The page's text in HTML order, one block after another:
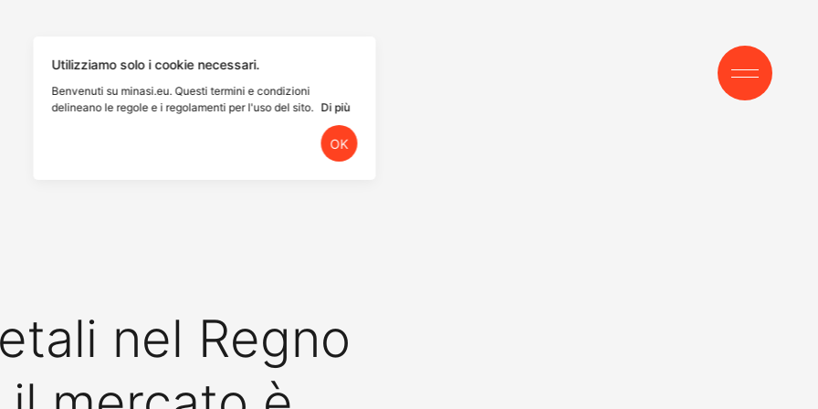
nel Regno
Utilizziamo solo i cookie necessari.
Benvenuti su minasi.eu. Questi termini e condizioni
delineano le regole e i regolamenti per l'uso del sito. Di più
OK